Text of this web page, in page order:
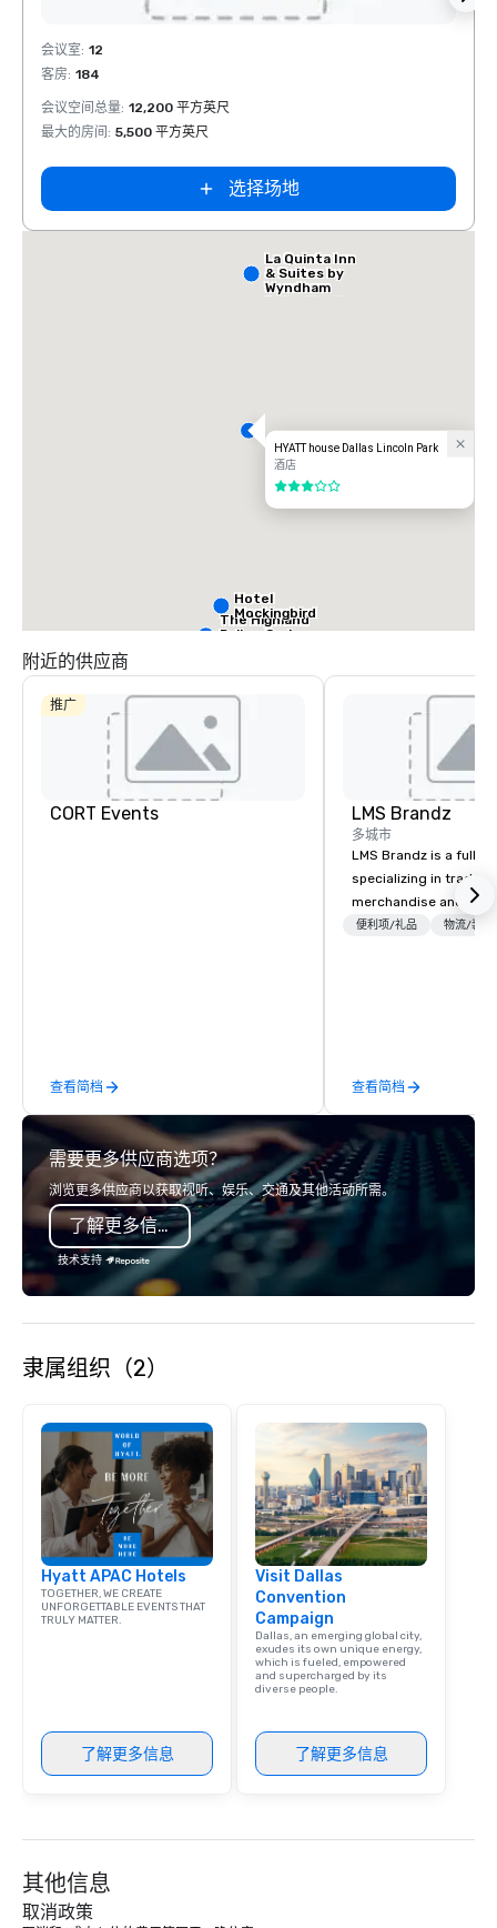
Removed from favorites
会议室: 12
客房: 184
会议空间总量: 12,200 平方英尺
最大的房间 : 5,500 平方英尺
选择场地
HYATT house Dallas Lincoln Park
酒店
3/5
The Highland
Dallas, Curio
La Quinta Inn
& Suites by
Wyndham
Dallas North
Hotel
Mockingbird
Extended
La Quinta Inn
by Wyndham
Dallas Uptown
附近的供应商
推广
CORT Events
查看简档
LMS Brandz
多城市
LMS Brandz is a full-
specializing in trade
merchandise and
booth giveaways and
years of industry
commitment to
service set us apart.
smart, reliable
make the end-user
seamless from start to
便利项/礼品 物流/装饰
查看简档
需要更多供应商选项？
浏览更多供应商以获取视听、娱乐、交通及其他活动所需。
了解更多信息
技术支持
隶属组织（2）
Hyatt APAC Hotels
TOGETHER, WE CREATE
UNFORGETTABLE EVENTS THAT
TRULY MATTER.
了解更多信息
Visit Dallas
Convention
Campaign
Dallas, an emerging global city,
exudes its own unique energy,
which is fueled, empowered
and supercharged by its
diverse people.
了解更多信息
其他信息
取消政策